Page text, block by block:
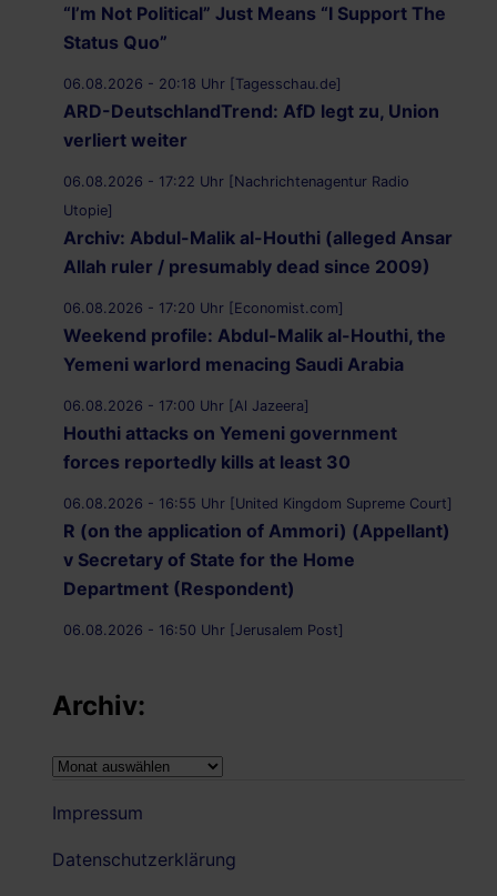
“I’m Not Political” Just Means “I Support The
Status Quo”
06.08.2026 - 20:18 Uhr [Tagesschau.de]
ARD-DeutschlandTrend: AfD legt zu, Union
verliert weiter
06.08.2026 - 17:22 Uhr [Nachrichtenagentur Radio
Utopie]
Archiv: Abdul-Malik al-Houthi (alleged Ansar
Allah ruler / presumably dead since 2009)
06.08.2026 - 17:20 Uhr [Economist.com]
Weekend profile: Abdul-Malik al-Houthi, the
Yemeni warlord menacing Saudi Arabia
06.08.2026 - 17:00 Uhr [Al Jazeera]
Houthi attacks on Yemeni government
forces reportedly kills at least 30
06.08.2026 - 16:55 Uhr [United Kingdom Supreme Court]
R (on the application of Ammori) (Appellant)
v Secretary of State for the Home
Department (Respondent)
06.08.2026 - 16:50 Uhr [Jerusalem Post]
14 peaceful protesters arrested at Palestine
Action demonstration outside Bristol Prison
06.08.2026 - 16:19 Uhr [Nachrichtenagentur Radio
Utopie]
Archiv:
Archiv:
Impressum
Datenschutzerklärung